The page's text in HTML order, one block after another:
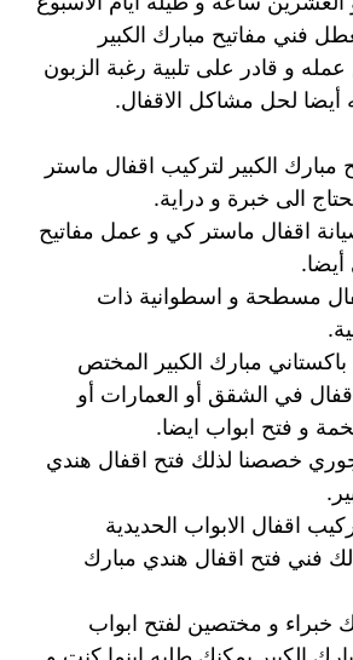
فني مفاتيح مبارك الكبير
و قادر على تلبية رغبة الزبون
أيضا لحل مشاكل الاقفال.
مبارك الكبير لتركيب اقفال ماستر
الى خبرة و دراية.
اقفال ماستر كي و عمل مفاتيح
مسطحة و اسطوانية ذات
مبارك الكبير المختص
في الشقق أو العمارات أو
و فتح ابواب ايضا.
خصصنا لذلك فتح اقفال هندي
اقفال الابواب الحديدية
فني فتح اقفال هندي مبارك
خبراء و مختصين لفتح ابواب